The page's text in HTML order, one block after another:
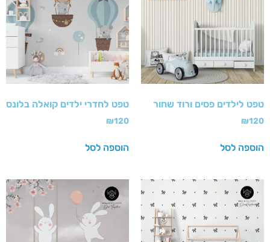
טפט לילדים פסים ורוד שחור
₪120
הוספה לסל
טפט לחדרי ילדים קואלה בלונס
₪120
הוספה לסל